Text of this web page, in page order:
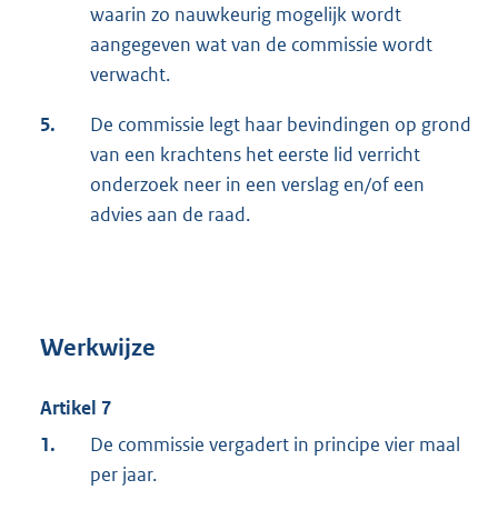
waarin zo nauwkeurig mogelijk wordt
aangegeven wat van de commissie wordt
verwacht.
5.
De commissie legt haar bevindingen op grond
van een krachtens het eerste lid verricht
onderzoek neer in een verslag en/of een
advies aan de raad.
Werkwijze
Artikel 7
1.
De commissie vergadert in principe vier maal
per jaar.